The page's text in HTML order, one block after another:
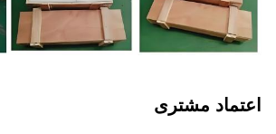
اعتماد مشتری